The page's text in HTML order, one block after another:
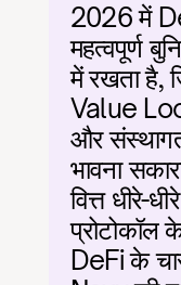
2026 में
महत्वपूर्ण
में रखता है,
Value
और संस्थागत
भावना
वित्त धीरे-
प्रोटोकॉल
DeFi के